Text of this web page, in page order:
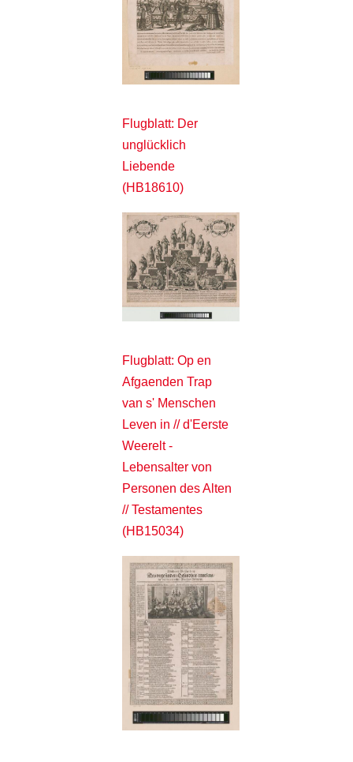
Flugblatt: Der
unglücklich
Liebende
(HB18610)
Flugblatt: Op en
Afgaenden Trap
van s' Menschen
Leven in // d'Eerste
Weerelt -
Lebensalter von
Personen des Alten
// Testamentes
(HB15034)